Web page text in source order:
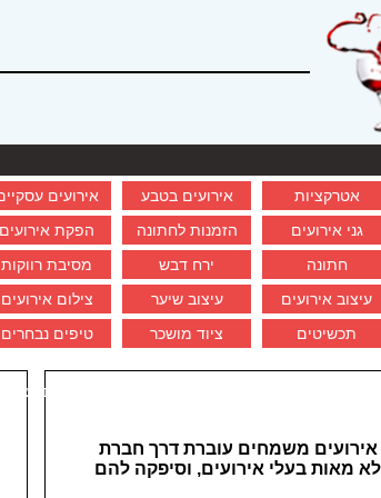
אטרקציות אירועים בטבע אירועים
גני אירועים הזמנות לחתונה הפקת אירועים
חתונה ירח דבש מסיבת רווקות
עיצוב אירועים עיצוב שיער צילום אירועים
תכשיטים
ציוד מושכר
טיפים נבחרים
אירועים בצפון
אירועים משמחים עוברת דרך חברת
בעלי אירועים, וסיפקה להם